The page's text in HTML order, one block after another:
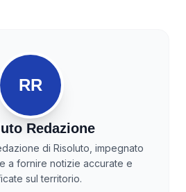
RR
Redazione
di Risoluto, impegnato
a fornire notizie accurate e
sul territorio.